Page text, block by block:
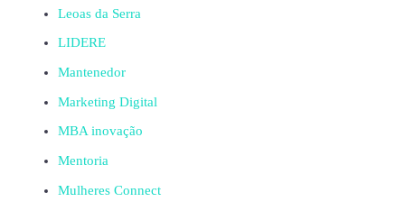
Leoas da Serra
LIDERE
Mantenedor
Marketing Digital
MBA inovação
Mentoria
Mulheres Connect